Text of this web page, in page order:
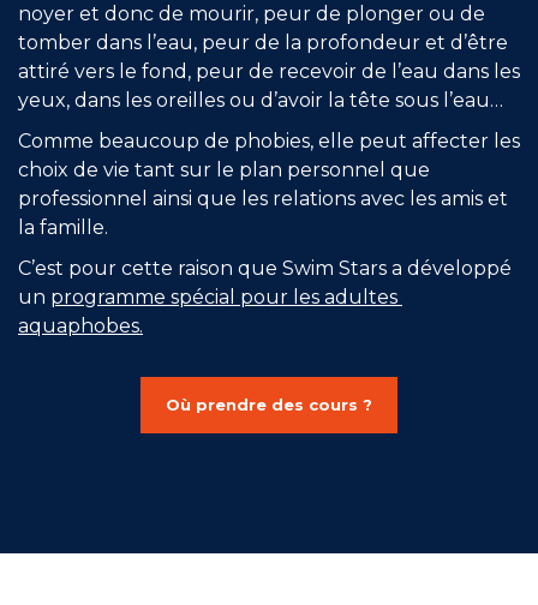
Rejoindre le réseau
Shop
noyer et donc de mourir, peur de plonger ou de
tomber dans l’eau, peur de la profondeur et d’être
attiré vers le fond, peur de recevoir de l’eau dans les
yeux, dans les oreilles ou d’avoir la tête sous l’eau…
Comme beaucoup de phobies, elle peut affecter les
choix de vie tant sur le plan personnel que
professionnel ainsi que les relations avec les amis et
la famille.
C’est pour cette raison que Swim Stars a développé
un programme spécial pour les adultes
aquaphobes.
Où prendre des cours ?